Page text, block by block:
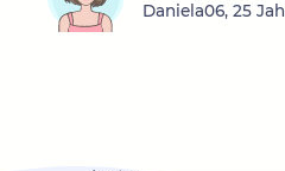
Daniela06, 25